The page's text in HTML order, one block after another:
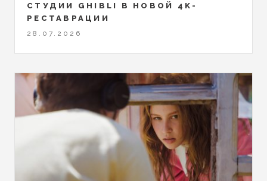
СТУДИИ GHIBLI В НОВОЙ 4K-
РЕСТАВРАЦИИ
28.07.2026